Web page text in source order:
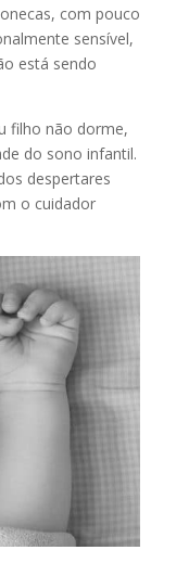
com pouco
sensível,
está sendo
filho não dorme,
do sono infantil.
despertares
o cuidador